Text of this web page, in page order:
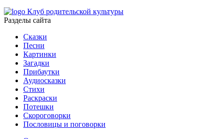
Клуб родительской культуры
Разделы сайта
Сказки
Песни
Картинки
Загадки
Прибаутки
Аудиосказки
Стихи
Раскраски
Потешки
Скороговорки
Пословицы и поговорки